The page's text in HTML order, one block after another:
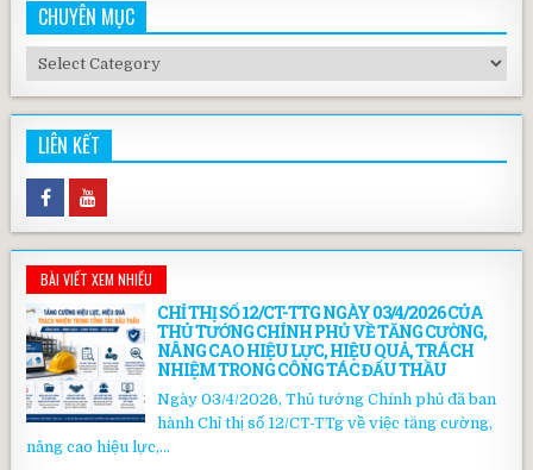
CHUYÊN MỤC
Chuyên
mục
LIÊN KẾT
BÀI VIẾT XEM NHIỀU
CHỈ THỊ SỐ 12/CT-TTG NGÀY 03/4/2026 CỦA
THỦ TƯỚNG CHÍNH PHỦ VỀ TĂNG CƯỜNG,
NÂNG CAO HIỆU LỰC, HIỆU QUẢ, TRÁCH
NHIỆM TRONG CÔNG TÁC ĐẤU THẦU
Ngày 03/4/2026, Thủ tướng Chính phủ đã ban
hành Chỉ thị số 12/CT-TTg về việc tăng cường,
nâng cao hiệu lực,...